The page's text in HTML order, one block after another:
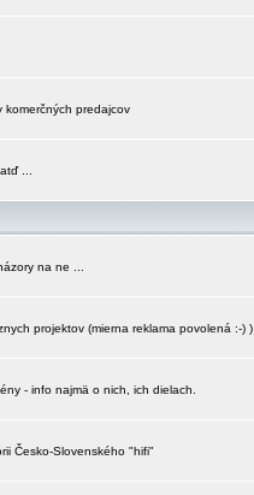
predajcov
...
na ne ...
projektov (mierna reklama povolená :-) )
- info najmä o nich, ich dielach.
Česko-Slovenského "hifi"